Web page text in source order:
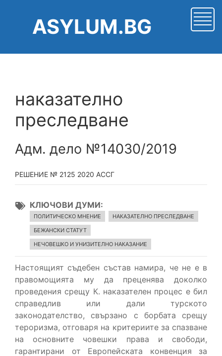
основнотоASYLUM.BG
наказателно
преследване
Адм. дело №14030/2019
РЕШЕНИЕ № 2125 2020 АССГ
КЛЮЧОВИ ДУМИ
ПОЛИТИЧЕСКО МНЕНИЕ
НАКАЗАТЕЛНО ПРЕСЛЕДВАНЕ
БЕЖАНСКИ СТАТУТ
НЕЧОВЕШКО И УНИЗИТЕЛНО НАКАЗАНИЕ
Настоящият съдебен състав намира, че не е в
правомощията му да преценява доколко
проведения срещу К. наказателен процес е бил
справедлив или дали турското
законодателство, свързано с борбата срещу
тероризма, отговаря на критериите за спазване
на основните човешки права и свободи,
гарантирани от Европейската конвенция за